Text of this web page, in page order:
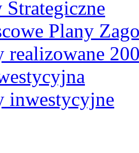
Strategiczne
Plany
realizowane
inwestycyjne